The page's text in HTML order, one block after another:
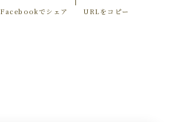
Facebookでシェア URLをコピー